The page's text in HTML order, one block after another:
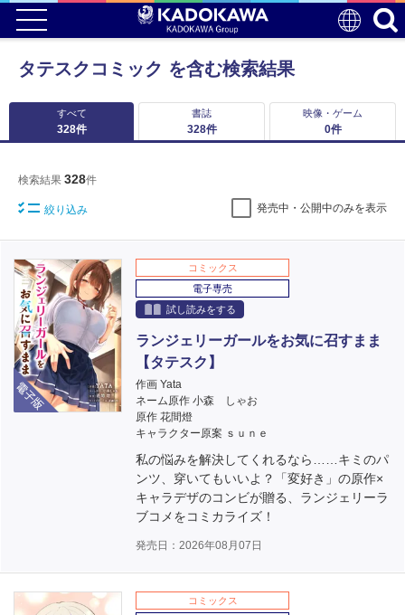
タテスクコミック を含む検索結果
すべて
328件
書誌
328件
映像・ゲーム
0件
検索結果 328件
絞り込み 発売中・公開中のみを表示
電子版
コミックス
電子専売
試し読みをする
ランジェリーガールをお気に召すまま
【タテスク】
作画 Yata
ネーム原作 小森 しゃお
原作 花間燈
キャラクター原案 ｓｕｎｅ
私の悩みを解決してくれるなら……キミのパ
ンツ、穿いてもいいよ？「変好き」の原作×
キャラデザのコンビが贈る、ランジェリーラ
ブコメをコミカライズ！
発売日：2026年08月07日
コミックス